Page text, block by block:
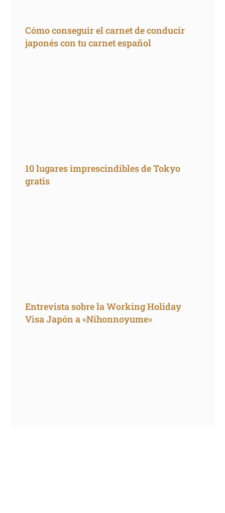
Cómo conseguir el carnet de conducir
japonés con tu carnet español
10 lugares imprescindibles de Tokyo
gratis
Entrevista sobre la Working Holiday
Visa Japón a «Nihonnoyume»